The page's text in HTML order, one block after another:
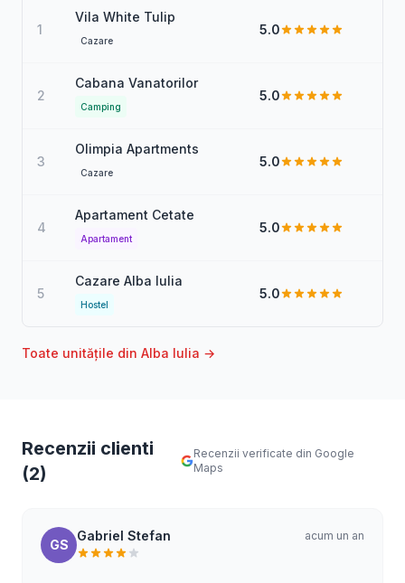
1
Vila White Tulip
Cazare
5.0
2
Cabana Vanatorilor
Camping
5.0
3
Olimpia Apartments
Cazare
5.0
4
Apartament Cetate
Apartament
5.0
5
Cazare Alba Iulia
Hostel
5.0
Toate unitățile din Alba Iulia →
Recenzii clienti
(2)
Recenzii verificate din Google
Maps
GS
Gabriel Stefan acum un an